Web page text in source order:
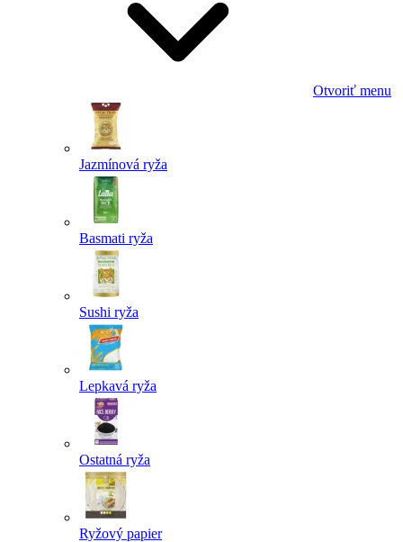
Otvoriť menu
Jazmínová ryža
Basmati ryža
Sushi ryža
Lepkavá ryža
Ostatná ryža
Ryžový papier